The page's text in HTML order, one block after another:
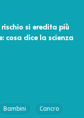
si eredita più
cosa dice la scienza
Bambini Cancro